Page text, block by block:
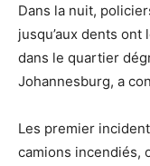
Dans la nuit,
jusqu’aux dents
dans le quartier
Johannesburg, a
Les premier
camions incendiés,